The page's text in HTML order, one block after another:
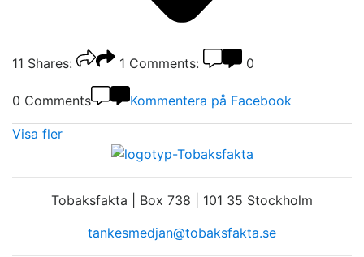
11 Shares: 1 Comments: 0
0 Comments Kommentera på Facebook
Visa fler
Tobaksfakta | Box 738 | 101 35 Stockholm
tankesmedjan@tobaksfakta.se